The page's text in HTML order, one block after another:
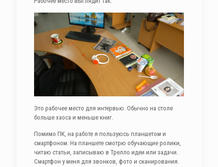
Это рабочее место для интервью. Обычно на столе
больше хаоса и меньше книг.
Помимо ПК, на работе я пользуюсь планшетом и
смартфоном. На планшете смотрю обучающие ролики,
читаю статьи, записываю в Трелло идеи или задачи.
Смартфон у меня для звонков, фото и сканирования.